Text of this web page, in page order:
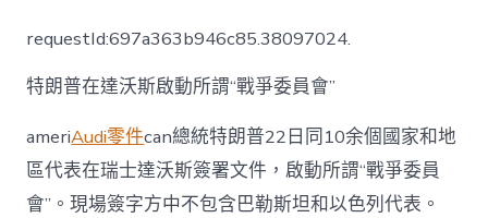
OSDER
奧
德
件
報
價!
世
requestId:697a363b946c85.38097024.
特朗普在達沃斯啟動所謂“戰爭委員會”
ameriAudi零件can總統特朗普22日同10余個國家和地
區代表在瑞士達沃斯簽署文件，啟動所謂“戰爭委員
會”。現場簽字方中不包含巴勒斯坦和以色列代表。